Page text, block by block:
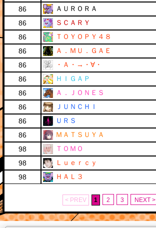
86
ＡＵＲＯＲＡ
86
ＳＣＡＲＹ
86
ＴＯＹＯＰＹ４８
86
Ａ．ＭＵ．ＧＡＥ
86
・Ａ・→・∀・
86
ＨＩＧＡＰ
86
Ａ．ＪＯＮＥＳ
86
ＪＵＮＣＨＩ
86
ＵＲＳ
86
ＭＡＴＳＵＹＡ
98
ＴＯＭＯ
98
Ｌｕｅｒｃｙ
98
ＨＡＬ３
< PREV 1 2 3 NEXT >